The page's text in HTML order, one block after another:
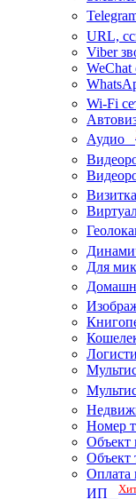
URL,
Viber
Wi-Fi
Аудио
Для
Номер
Объект
Объект
Оплата
ИП